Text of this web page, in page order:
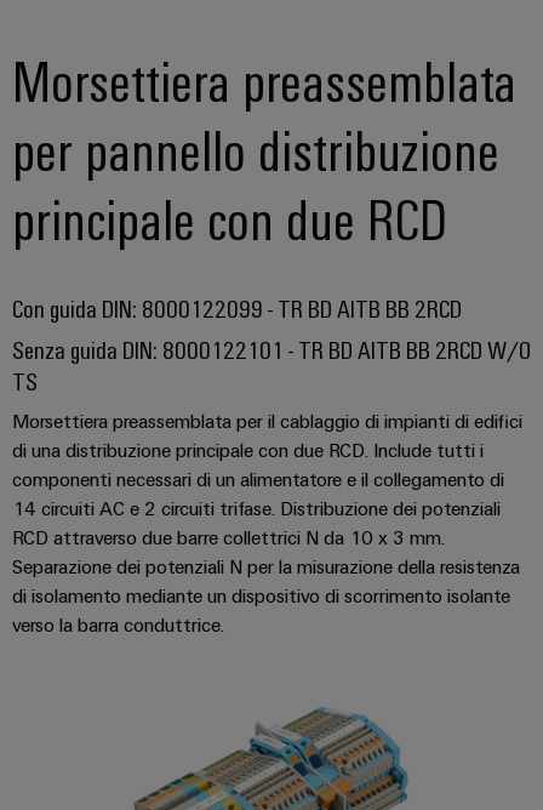
Oil
&
Gas
Garantire
la
sicurezza
con
in
l'industria
di
processo
Infrastruttura
quadro
elettrico
di
assemblaggio
per
morsettiere
preassemblate
Custodie
modificate
e
dotate
personalizzati
Morsettiera preassemblata
per pannello distribuzione
principale con due RCD
Con guida DIN: 8000122099 - TR BD AITB BB 2RCD
Senza guida DIN: 8000122101 - TR BD AITB BB 2RCD W/O
TS
Morsettiera preassemblata per il cablaggio di impianti di edifici
di una distribuzione principale con due RCD. Include tutti i
componenti necessari di un alimentatore e il collegamento di
14 circuiti AC e 2 circuiti trifase. Distribuzione dei potenziali
RCD attraverso due barre collettrici N da 10 x 3 mm.
Separazione dei potenziali N per la misurazione della resistenza
di isolamento mediante un dispositivo di scorrimento isolante
verso la barra conduttrice.